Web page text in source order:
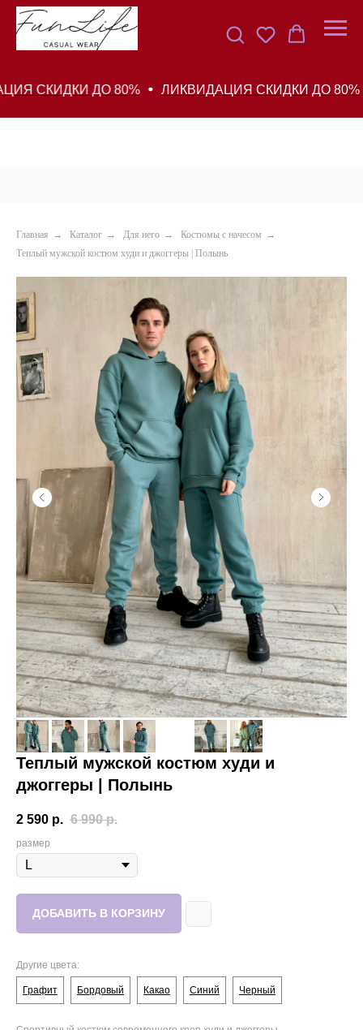
СКИДКИ ДО 80% ЛИКВИДАЦИЯ СКИДКИ ДО 80%
Главная → Каталог → Для него → Костюмы с начесом →
Теплый мужской костюм худи и джоггеры | Полынь
Теплый мужской костюм худи и
джоггеры | Полынь
2 590 р. 6 990 р.
размер
ДОБАВИТЬ В КОРЗИНУ
Другие цвета:
Графит Бордовый Какао Синий Черный